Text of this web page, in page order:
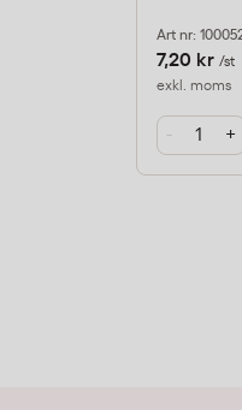
Art nr:
7,20 kr /st
exkl. moms
- +